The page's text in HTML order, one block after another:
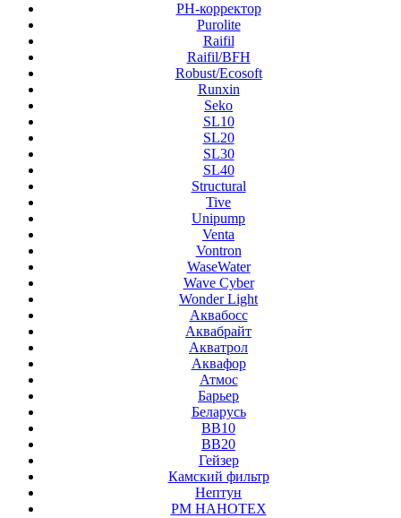
PH-корректор
Purolite
Raifil
Raifil/BFH
Robust/Ecosoft
Runxin
Seko
SL10
SL20
SL30
SL40
Structural
Tive
Unipump
Venta
Vontron
WaseWater
Wave Cyber
Wonder Light
Аквабосс
Аквабрайт
Акватрол
Аквафор
Атмос
Барьер
Беларусь
ВВ10
ВВ20
Гейзер
Камский фильтр
Нептун
РМ НАНОТЕХ